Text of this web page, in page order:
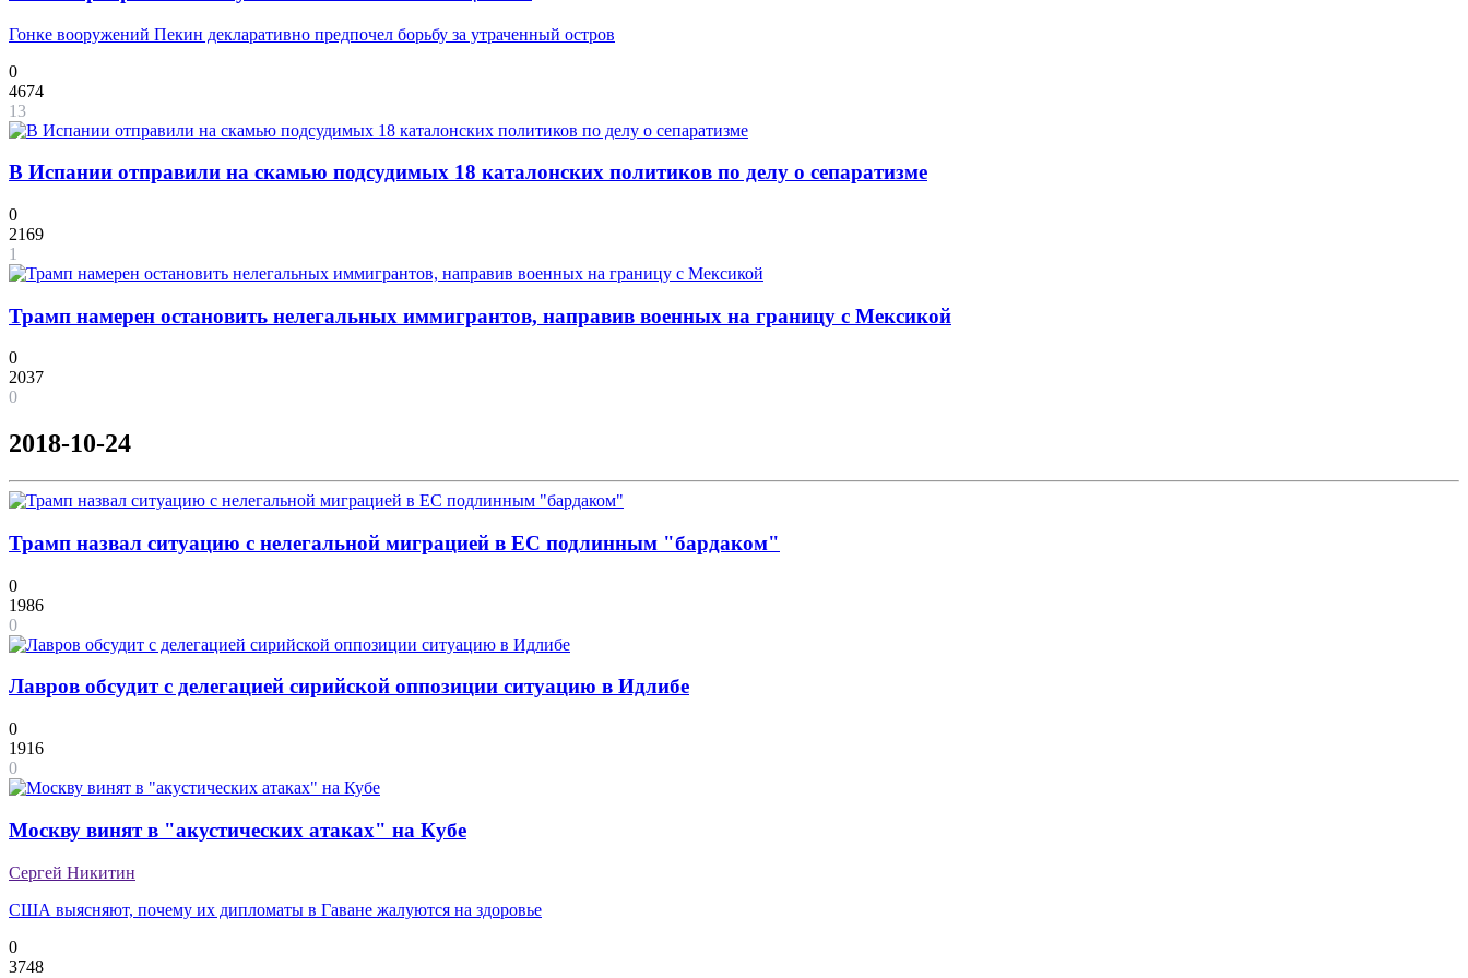
Гонке вооружений Пекин декларативно предпочел борьбу за утраченный остров
0
4674
13
В Испании отправили на скамью подсудимых 18 каталонских политиков по делу о сепаратизме
0
2169
1
Трамп намерен остановить нелегальных иммигрантов, направив военных на границу с Мексикой
0
2037
0
2018-10-24
Трамп назвал ситуацию с нелегальной миграцией в ЕС подлинным "бардаком"
0
1986
0
Лавров обсудит с делегацией сирийской оппозиции ситуацию в Идлибе
0
1916
0
Москву винят в "акустических атаках" на Кубе
Сергей Никитин
США выясняют, почему их дипломаты в Гаване жалуются на здоровье
0
3748